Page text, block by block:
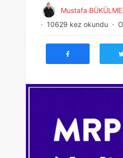
Mustafa
10629 kez okundu